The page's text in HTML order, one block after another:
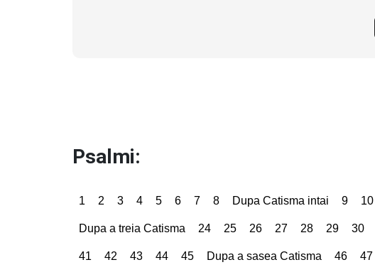
Psalmi:
1 2 3 4 5 6 7 8 Dupa Catisma intai 9 10
Dupa a treia Catisma 24 25 26 27 28 29 30
41 42 43 44 45 Dupa a sasea Catisma 46 47